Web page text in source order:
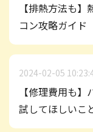
【排熱方法も
コン攻略ガイド
2024-02-05
【修理費用も
試してほしいこ